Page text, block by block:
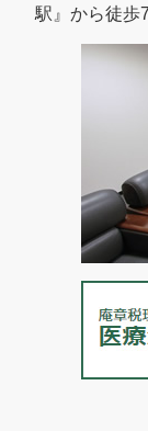
駅』から徒歩